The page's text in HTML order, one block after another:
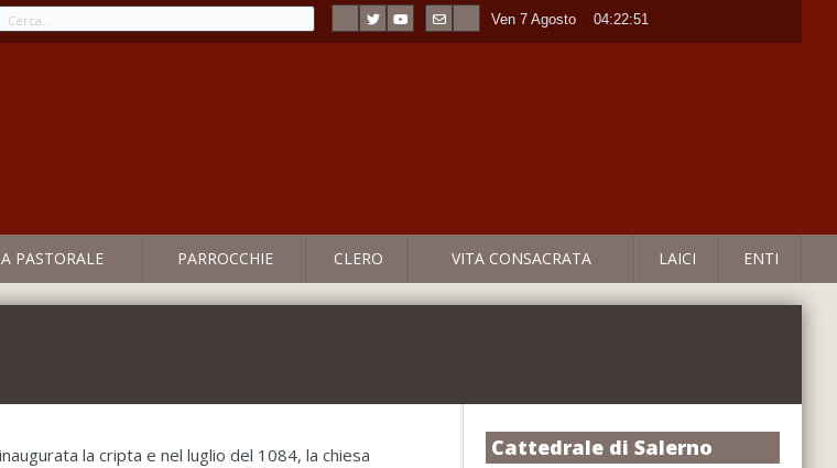
Ven 7 Agosto ----04:22:51
PASTORALE PARROCCHIE CLERO VITA CONSACRATA LAICI ENTI
la cripta e nel luglio del 1084, la chiesa
Cattedrale di Salerno